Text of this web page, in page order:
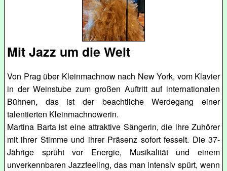
Mit Jazz um die Welt
Von Prag über Kleinmachnow nach New York, vom Klavier
in der Weinstube zum großen Auftritt auf internationalen
Bühnen, das ist der beachtliche Werdegang einer
talentierten Kleinmachnowerin.
Martina Barta ist eine attraktive Sängerin, die ihre Zuhörer
mit ihrer Stimme und ihrer Präsenz sofort fesselt. Die 37-
Jährige sprüht vor Energie, Musikalität und einem
unverkennbaren Jazzfeeling, das man intensiv spürt, wenn